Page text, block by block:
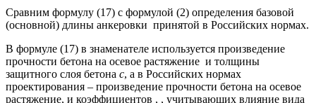
Сравним формулу (17) с формулой (2) определения базовой
(основной) длины анкеровки принятой в Российских нормах.
В формуле (17) в знаменателе используется произведение
прочности бетона на осевое растяжение и толщины
защитного слоя бетона с, а в Российских нормах
проектирования – произведение прочности бетона на осевое
растяжение, и коэффициентов , , учитывающих влияние вида